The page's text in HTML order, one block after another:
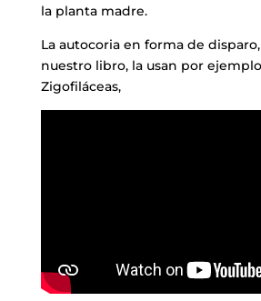
la planta madre.
La autocoria en forma de
nuestro libro, la usan por
Zigofiláceas,